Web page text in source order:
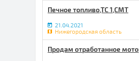
Печное топливо,ТС 1,СМТ
21.04.2021
Нижегородская область
Продам отработанное